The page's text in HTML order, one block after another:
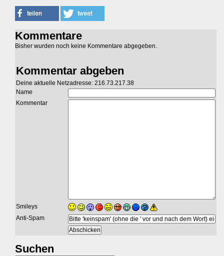
Kommentare
Bisher wurden noch keine Kommentare abgegeben.
Kommentar abgeben
Deine aktuelle Netzadresse: 216.73.217.38
Name
Kommentar
Smileys
Anti-Spam
Suchen